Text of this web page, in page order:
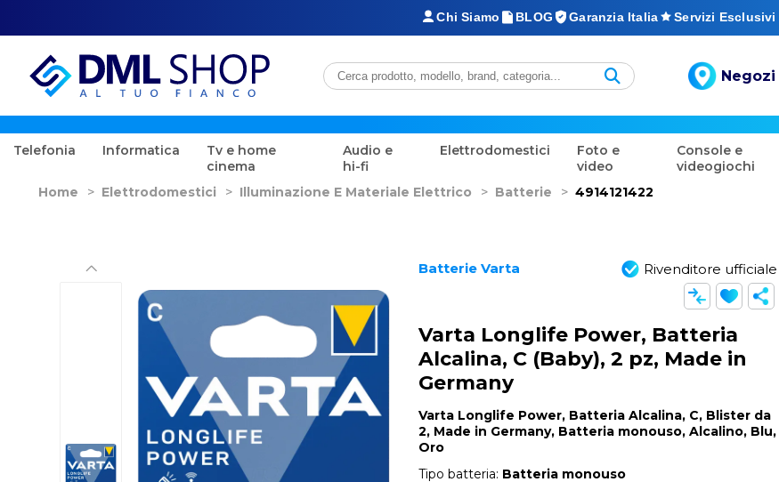
Chi Siamo BLOG Garanzia Italia Servizi Esclusivi
Negozi
Telefonia Informatica
Tv e home
cinema
Audio e
hi-fi
Elettrodomestici
Foto e
video
Console e
videogiochi
Home > Elettrodomestici > Illuminazione E Materiale Elettrico > Batterie > 4914121422
Batterie Varta Rivenditore ufficiale
Varta Longlife Power, Batteria
Alcalina, C (Baby), 2 pz, Made in
Germany
Varta Longlife Power, Batteria Alcalina, C, Blister da
2, Made in Germany, Batteria monouso, Alcalino, Blu,
Oro
Tipo batteria: Batteria monouso